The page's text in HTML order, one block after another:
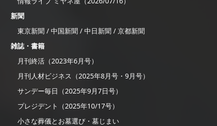
新聞
東京新聞 / 中国新聞 / 中日新聞 / 京都新聞
雑誌・書籍
月刊終活（2023年6月号）
月刊人材ビジネス（2025年8月号・9月号）
サンデー毎日（2025年9月7日号）
プレジデント（2025年10/17号）
小さな葬儀とお墓選び・墓じまい